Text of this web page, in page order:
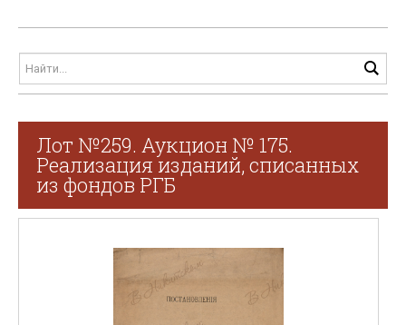
Лот №259. Аукцион № 175.
Реализация изданий, списанных
из фондов РГБ